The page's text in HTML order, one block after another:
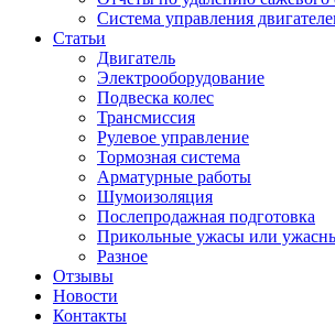
Система управления
Статьи
Двигатель
Электрооборудование
Подвеска колес
Трансмиссия
Рулевое управление
Тормозная система
Арматурные работы
Шумоизоляция
Послепродажная подготовка
Прикольные ужасы или
Разное
Отзывы
Новости
Контакты